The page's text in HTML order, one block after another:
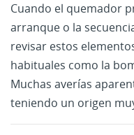
Cuando el quemador
arranque o la
revisar estos
habituales como la
Muchas averías
teniendo un origen